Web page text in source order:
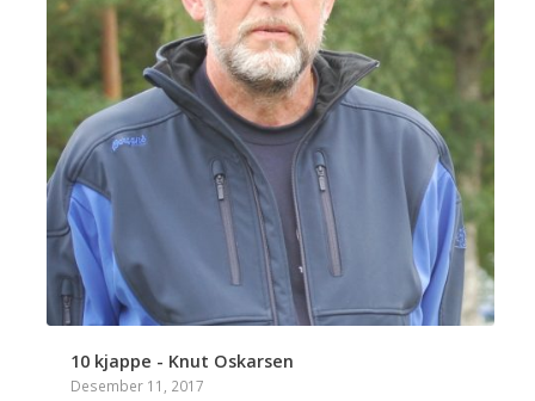
10 kjappe - Knut Oskarsen
Desember 11, 2017